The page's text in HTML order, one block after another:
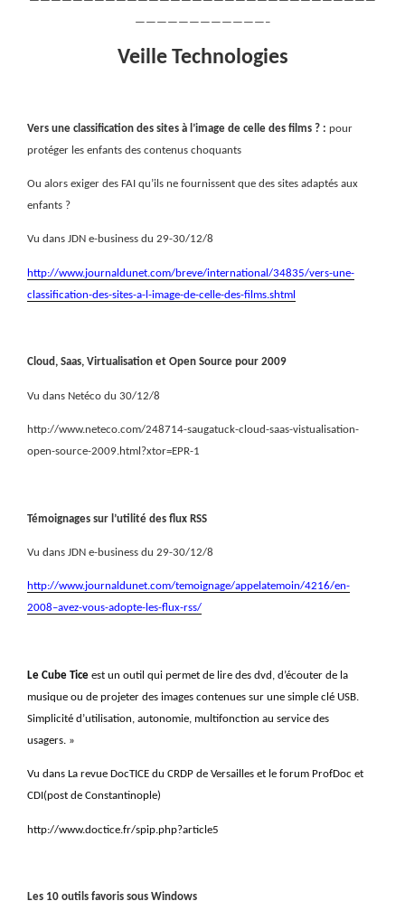
————————————–
Veille Technologies
Vers une classification des sites à l’image de celle des films ? : pour
protéger les enfants des contenus choquants
Ou alors exiger des FAI qu’ils ne fournissent que des sites adaptés aux
enfants ?
Vu dans JDN e-business du 29-30/12/8
http://www.journaldunet.com/breve/international/34835/vers-une-
classification-des-sites-a-l-image-de-celle-des-films.shtml
Cloud, Saas, Virtualisation et Open Source pour 2009
Vu dans Netéco du 30/12/8
http://www.neteco.com/248714-saugatuck-cloud-saas-vistualisation-
open-source-2009.html?xtor=EPR-1
Témoignages sur l’utilité des flux RSS
Vu dans JDN e-business du 29-30/12/8
http://www.journaldunet.com/temoignage/appelatemoin/4216/en-
2008–avez-vous-adopte-les-flux-rss/
Le Cube Tice est un outil qui permet de lire des dvd, d’écouter de la
musique ou de projeter des images contenues sur une simple clé USB.
Simplicité d’utilisation, autonomie, multifonction au service des
usagers. »
Vu dans La revue DocTICE du CRDP de Versailles et le forum ProfDoc et
CDI(post de Constantinople)
http://www.doctice.fr/spip.php?article5
Les 10 outils favoris sous Windows